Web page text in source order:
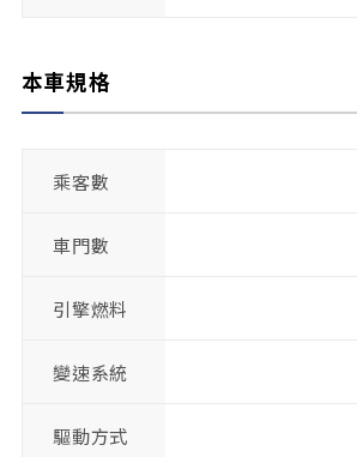
本車規格
乘客數
車門數
引擎燃料
變速系統
驅動方式